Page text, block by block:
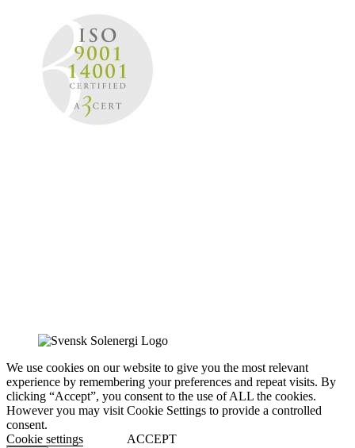
We use cookies on our website to give you the most relevant
experience by remembering your preferences and repeat visits. By
clicking “Accept”, you consent to the use of ALL the cookies.
However you may visit Cookie Settings to provide a controlled
consent.
Cookie settings
ACCEPT